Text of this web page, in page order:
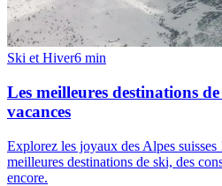
Ski et Hiver6 min
Les meilleures destinations
vacances
Explorez les joyaux des Alpes
meilleures destinations de ski, des
encore.